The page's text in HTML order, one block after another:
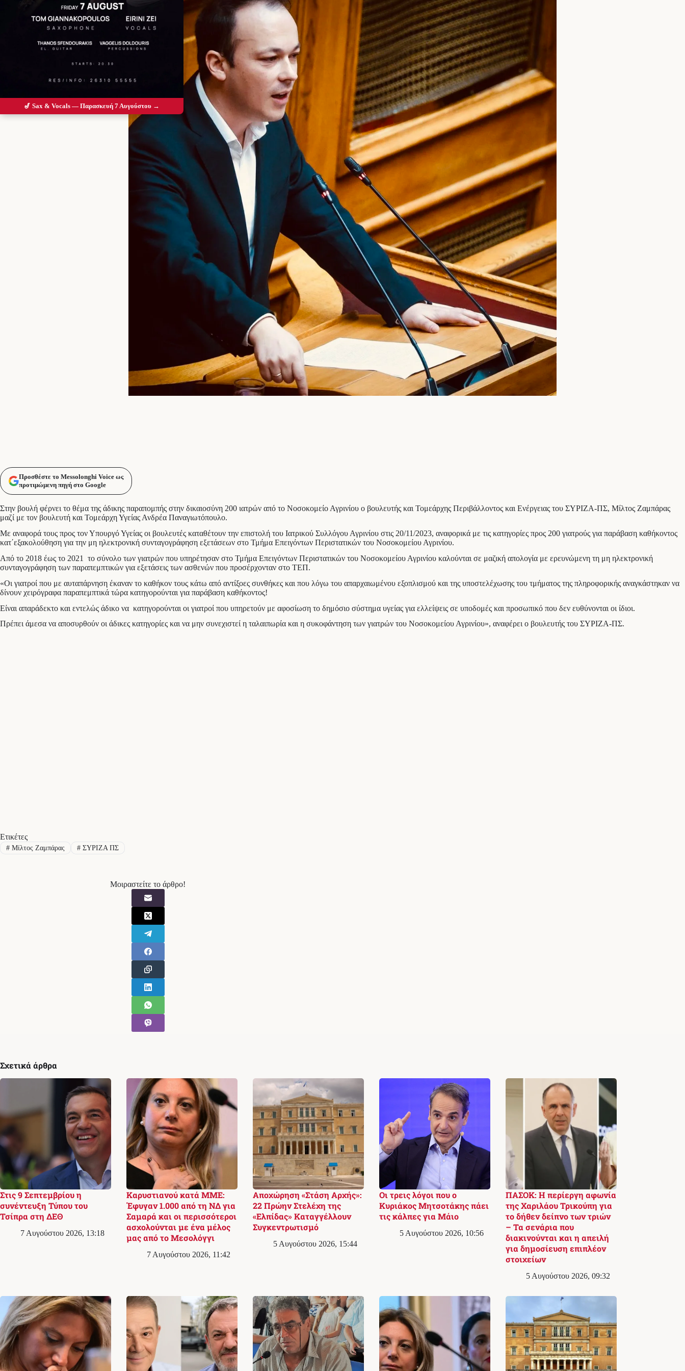
Προσθέστε το Messolonghi Voice ως
προτιμώμενη πηγή στο Google
Στην βουλή φέρνει το θέμα της άδικης παραπομπής στην δικαιοσύνη 200 ιατρών από το Νοσοκομείο Αγρινίου ο βουλευτής και Τομεάρχης Περιβάλλοντος και Ενέργειας του ΣΥΡΙΖΑ-ΠΣ, Μίλτος Ζαμπάρας
μαζί με τον βουλευτή και Τομεάρχη Υγείας Ανδρέα Παναγιωτόπουλο.
Με αναφορά τους προς τον Υπουργό Υγείας οι βουλευτές καταθέτουν την επιστολή του Ιατρικού Συλλόγου Αγρινίου στις 20/11/2023, αναφορικά με τις κατηγορίες προς 200 γιατρούς για παράβαση καθήκοντος
κατ΄εξακολούθηση για την μη ηλεκτρονική συνταγογράφηση εξετάσεων στο Τμήμα Επειγόντων Περιστατικών του Νοσοκομείου Αγρινίου.
Από το 2018 έως το 2021 το σύνολο των γιατρών που υπηρέτησαν στο Τμήμα Επειγόντων Περιστατικών του Νοσοκομείου Αγρινίου καλούνται σε μαζική απολογία με ερευνώμενη τη μη ηλεκτρονική
συνταγογράφηση των παραπεμπτικών για εξετάσεις των ασθενών που προσέρχονταν στο ΤΕΠ.
«Οι γιατροί που με αυταπάρνηση έκαναν το καθήκον τους κάτω από αντίξοες συνθήκες και που λόγω του απαρχαιωμένου εξοπλισμού και της υποστελέχωσης του τμήματος της πληροφορικής αναγκάστηκαν να
δίνουν χειρόγραφα παραπεμπτικά τώρα κατηγορούνται για παράβαση καθήκοντος!
Είναι απαράδεκτο και εντελώς άδικο να κατηγορούνται οι γιατροί που υπηρετούν με αφοσίωση το δημόσιο σύστημα υγείας για ελλείψεις σε υποδομές και προσωπικό που δεν ευθύνονται οι ίδιοι.
Πρέπει άμεσα να αποσυρθούν οι άδικες κατηγορίες και να μην συνεχιστεί η ταλαιπωρία και η συκοφάντηση των γιατρών του Νοσοκομείου Αγρινίου», αναφέρει ο βουλευτής του ΣΥΡΙΖΑ-ΠΣ.
Ετικέτες
#Μίλτος Ζαμπάρας #ΣΥΡΙΖΑ ΠΣ
Μοιραστείτε το άρθρο!
Σχετικά άρθρα
Στις 9 Σεπτεμβρίου η
συνέντευξη Τύπου του
Τσίπρα στη ΔΕΘ
7 Αυγούστου 2026, 13:18
Καρυστιανού κατά ΜΜΕ:
Έφυγαν 1.000 από τη ΝΔ για
Σαμαρά και οι περισσότεροι
ασχολούνται με ένα μέλος
μας από το Μεσολόγγι
7 Αυγούστου 2026, 11:42
Αποχώρηση «Στάση Αρχής»:
22 Πρώην Στελέχη της
«Ελπίδας» Καταγγέλλουν
Συγκεντρωτισμό
5 Αυγούστου 2026, 15:44
Οι τρεις λόγοι που ο
Κυριάκος Μητσοτάκης πάει
τις κάλπες για Μάιο
5 Αυγούστου 2026, 10:56
ΠΑΣΟΚ: Η περίεργη αφωνία
της Χαριλάου Τρικούπη για
το δήθεν δείπνο των τριών
– Τα σενάρια που
διακινούνται και η απειλή
για δημοσίευση επιπλέον
στοιχείων
5 Αυγούστου 2026, 09:32
🎷 Sax & Vocals — Παρασκευή 7 Αυγούστου →